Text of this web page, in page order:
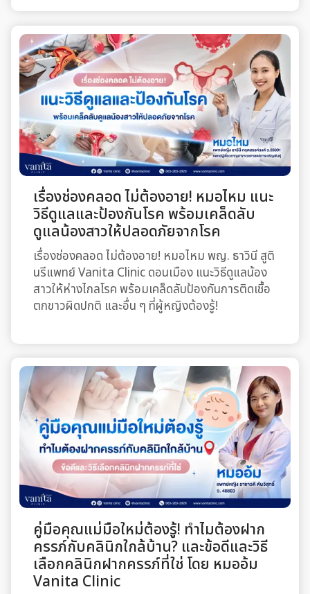
เรื่องช่องคลอด ไม่ต้องอาย! หมอไหม แนะ
วิธีดูแลและป้องกันโรค พร้อมเคล็ดลับ
ดูแลน้องสาวให้ปลอดภัยจากโรค
เรื่องช่องคลอด ไม่ต้องอาย! หมอไหม พญ. ธาวินี สูติ
นรีแพทย์ Vanita Clinic ดอนเมือง แนะวิธีดูแลน้อง
สาวให้ห่างไกลโรค พร้อมเคล็ดลับป้องกันการติดเชื้อ
ตกขาวผิดปกติ และอื่น ๆ ที่ผู้หญิงต้องรู้!
คู่มือคุณแม่มือใหม่ต้องรู้! ทำไมต้องฝาก
ครรภ์กับคลินิกใกล้บ้าน? และข้อดีและวิธี
เลือกคลินิกฝากครรภ์ที่ใช่ โดย หมออ้ม
Vanita Clinic